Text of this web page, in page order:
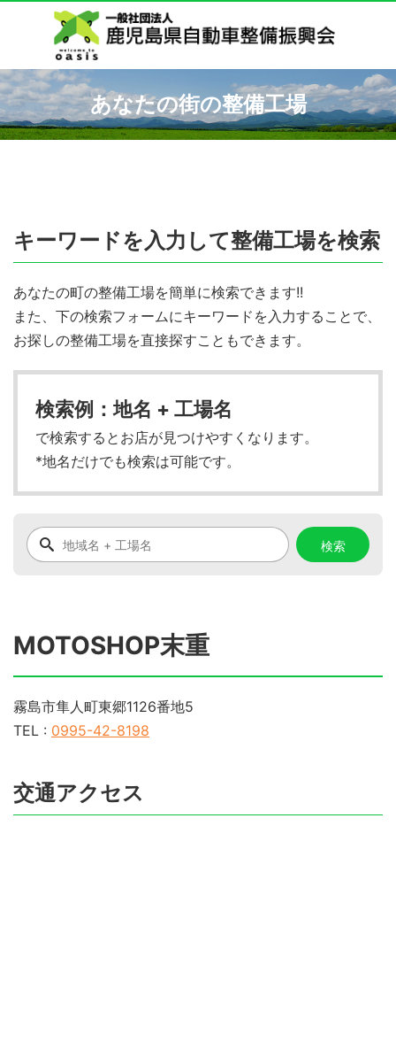
あなたの街の整備工場
キーワードを入力して整備工場を検索
あなたの町の整備工場を簡単に検索できます!!
また、下の検索フォームにキーワードを入力することで、
お探しの整備工場を直接探すこともできます。
検索例：地名 + 工場名
で検索するとお店が見つけやすくなります。
*地名だけでも検索は可能です。
MOTOSHOP末重
霧島市隼人町東郷1126番地5
TEL : 0995-42-8198
交通アクセス